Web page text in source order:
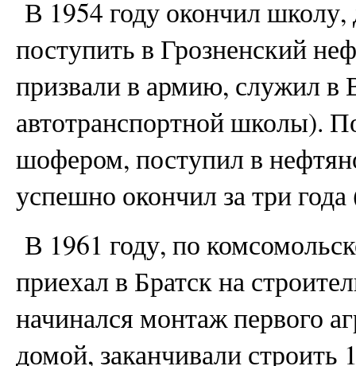
В 1954 году окончил школу,
поступить в Грозненский
призвали в армию, служил в
автотранспортной школы).
шофером, поступил в
успешно окончил за три
В 1961 году, по
приехал в Братск на
начинался монтаж первого
домой, заканчивали строить